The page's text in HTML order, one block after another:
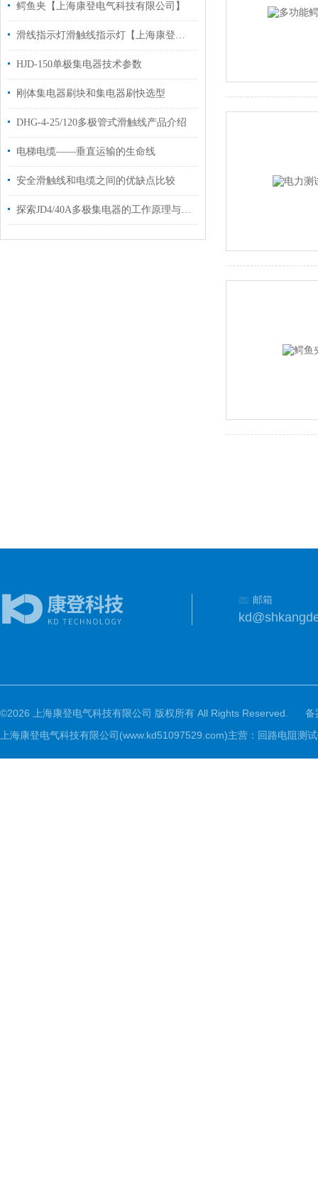
鳄鱼夹【上海康登电气科技有限公司】
滑线指示灯滑触线指示灯【上海康登电气科技有限公司】
HJD-150单极集电器技术参数
刚体集电器刷块和集电器刷快选型
DHG-4-25/120多极管式滑触线产品介绍
电梯电缆——垂直运输的生命线
安全滑触线和电缆之间的优缺点比较
探索JD4/40A多极集电器的工作原理与技术优势
邮箱
©2026 上海康登电气科技有限公司 版权所有 All Rights Reserved.
备
上海康登电气科技有限公司(www.kd51097529.com)主营：回路电阻